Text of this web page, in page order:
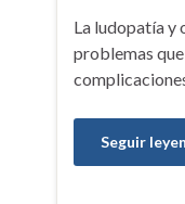
La ludopatía y
problemas
Seguir